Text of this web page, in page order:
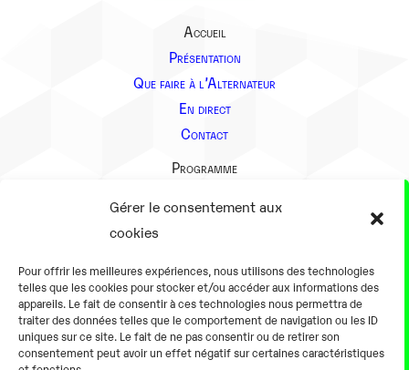
Gérer le consentement aux
cookies
Pour offrir les meilleures expériences, nous utilisons des technologies
telles que les cookies pour stocker et/ou accéder aux informations des
appareils. Le fait de consentir à ces technologies nous permettra de
traiter des données telles que le comportement de navigation ou les ID
uniques sur ce site. Le fait de ne pas consentir ou de retirer son
consentement peut avoir un effet négatif sur certaines caractéristiques
Accueil
Présentation
Que faire à l’Alternateur
En direct
Contact
Programme
Présentation
En pratique
Tarifs et horaires
Salles
Équipements numériques